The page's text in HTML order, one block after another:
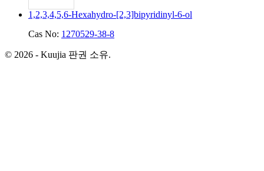
1,2,3,4,5,6-Hexahydro-[2,3]bipyridinyl-6-ol
Cas No: 1270529-38-8
© 2026 - Kuujia 판권 소유.